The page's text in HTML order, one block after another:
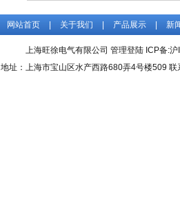
网站首页 关于我们 产品展示 新
上海旺徐电气有限公司 管理登陆 ICP备:沪
地址：上海市宝山区水产西路680弄4号楼509